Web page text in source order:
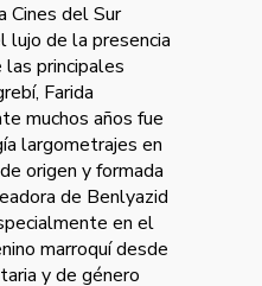
Cines del Sur
lujo de la presencia
las principales
Farida
muchos años fue
largometrajes en
origen y formada
de Benlyazid
en el
marroquí desde
y de género